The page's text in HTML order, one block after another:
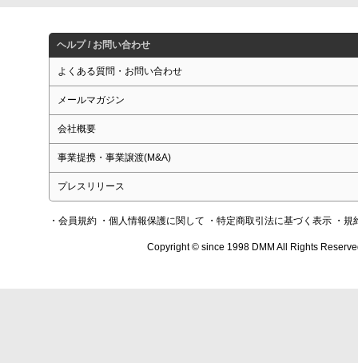
ヘルプ / お問い合わせ
よくある質問・お問い合わせ
メールマガジン
会社概要
事業提携・事業譲渡(M&A)
プレスリリース
・会員規約 ・個人情報保護に関して ・特定商取引法に基づく表示 ・規
Copyright © since 1998 DMM All Rights